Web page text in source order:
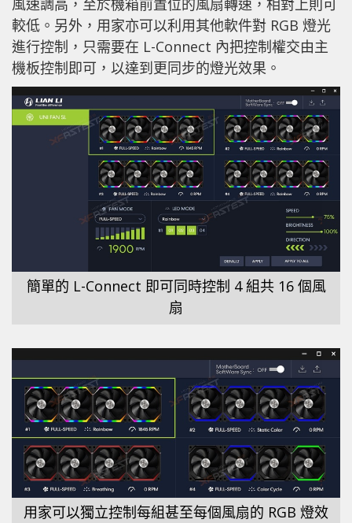
風速調高，至於機箱前置位的風扇轉速，相對上則可
較低。另外，用家亦可以利用其他軟件對 RGB 燈光
進行控制，只需要在 L-Connect 內把控制權交由主
機板控制即可，以達到更同步的燈光效果。
簡單的 L-Connect 即可同時控制 4 組共 16 個風
扇
用家可以獨立控制每組甚至每個風扇的 RGB 燈效